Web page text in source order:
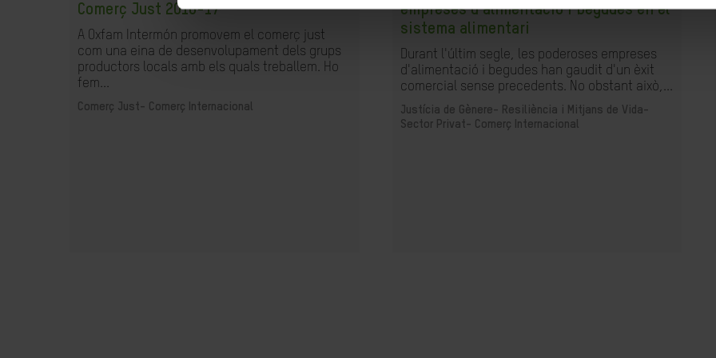
Comerç Just 2016-17
A Oxfam Intermón promovem el comerç just
com una eina de desenvolupament dels grups
productors locals amb els quals treballem. Ho
fem...
Comerç Just- Comerç Internacional
empreses d'alimentació i begudes en el
sistema alimentari
Durant l'últim segle, les poderoses empreses
d'alimentació i begudes han gaudit d'un èxit
comercial sense precedents. No obstant això,...
Justícia de Gènere- Resiliència i Mitjans de Vida-
Sector Privat- Comerç Internacional